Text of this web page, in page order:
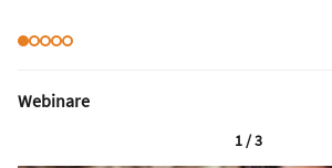
Webinare
1 / 3